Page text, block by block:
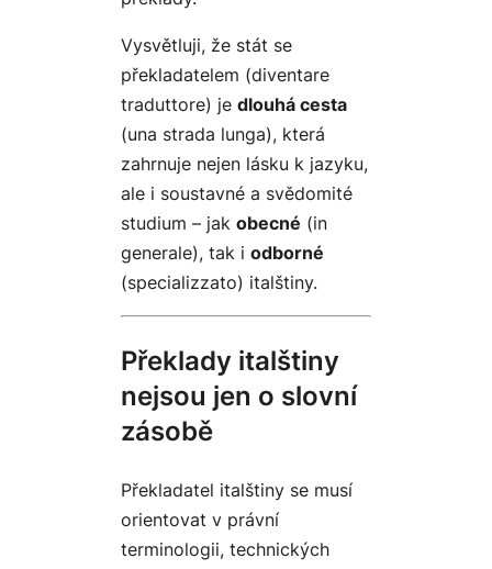
Vysvětluji, že stát se
překladatelem (diventare
traduttore) je dlouhá cesta
(una strada lunga), která
zahrnuje nejen lásku k jazyku,
ale i soustavné a svědomité
studium – jak obecné (in
generale), tak i odborné
(specializzato) italštiny.
Překlady italštiny
nejsou jen o slovní
zásobě
Překladatel italštiny se musí
orientovat v právní
terminologii, technických